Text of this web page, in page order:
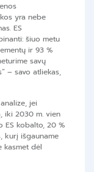
yra nebe
ES
šiuo metu
ir 93 %
savų
– savo atliekas,
jei
iki 2030 m. vien
ES kobalto, 20 %
kurį išgauname
kasmet dėl